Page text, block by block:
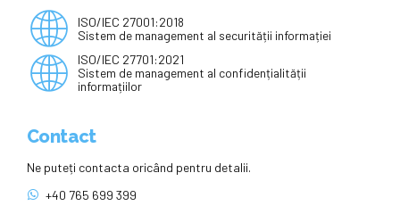
ISO/IEC 27001:2018
Sistem de management al securității informației
ISO/IEC 27701:2021
Sistem de management al confidențialității
informațiilor
Contact
Ne puteți contacta oricând pentru detalii.
+40 765 699 399